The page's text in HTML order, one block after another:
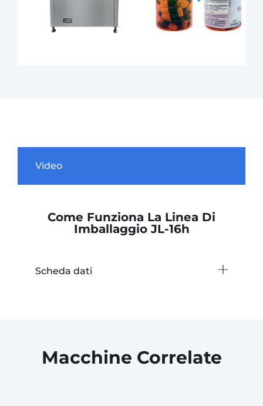
Video
Come Funziona La Linea Di
Imballaggio JL-16h
Scheda dati
Macchine Correlate